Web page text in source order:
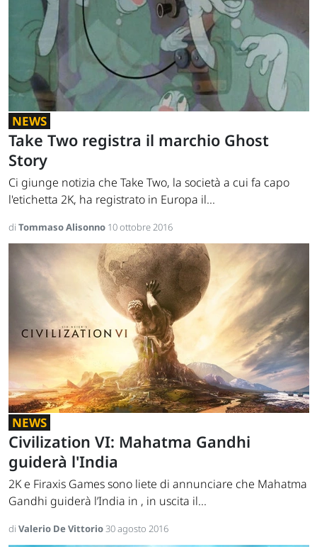
NEWS
Take Two registra il marchio Ghost
Story
Ci giunge notizia che Take Two, la società a cui fa capo
l'etichetta 2K, ha registrato in Europa il...
di Tommaso Alisonno 10 ottobre 2016
NEWS
Civilization VI: Mahatma Gandhi
guiderà l'India
2K e Firaxis Games sono liete di annunciare che Mahatma
Gandhi guiderà l’India in , in uscita il...
di Valerio De Vittorio30 agosto 2016